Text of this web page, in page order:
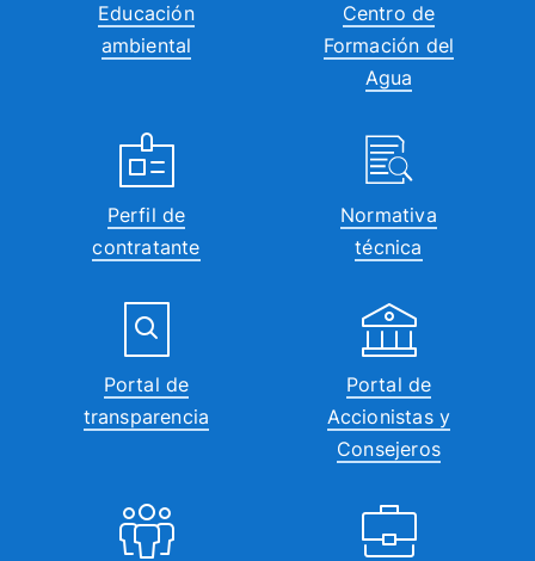
Educación
ambiental
Centro de
Formación del
Agua
Perfil de
contratante
Normativa
técnica
Portal de
transparencia
Portal de
Accionistas y
Consejeros